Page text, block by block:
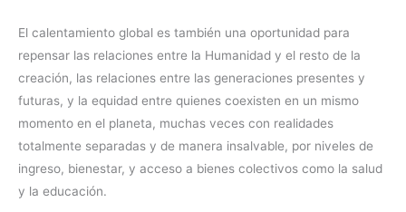
El calentamiento global es también una oportunidad para
repensar las relaciones entre la Humanidad y el resto de la
creación, las relaciones entre las generaciones presentes y
futuras, y la equidad entre quienes coexisten en un mismo
momento en el planeta, muchas veces con realidades
totalmente separadas y de manera insalvable, por niveles de
ingreso, bienestar, y acceso a bienes colectivos como la salud
y la educación.